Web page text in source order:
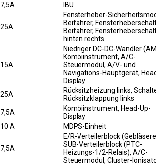
7,5A IBU
25A
Fensterheber-
Beifahrer,
Beifahrer,
hinten rechts
15A
Niedriger DC-DC-Wandler
Kombiinstrument, A/C-
Steuermodul, A/V- und
Navigations-Hauptgerät,
Display
25A
Rücksitzheizung links,
Rücksitzklappung links
7,5A
Kombiinstrument, Head-Up-
Display
10 A MDPS-Einheit
7,5A
E/R-Verteilerblock
SUB-Verteilerblock (PTC-
Heizungs-1/2-Relais), A/C-
Steuermodul, Cluster-